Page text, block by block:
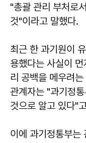
"총괄 관리 부처로
것"이라고 말했다.
최근 한 과기원이
용했다는 사실이
리 공백을 메우려
관계자는 "과기정
것으로 알고 있다"
이에 과기정통부는